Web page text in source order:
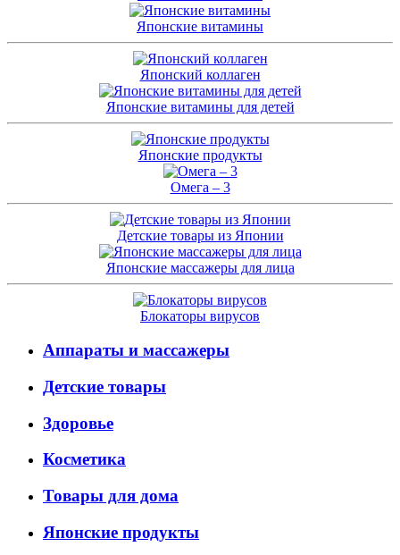
Японские витамины
Японский коллаген
Японские витамины для детей
Японские продукты
Омега – 3
Детские товары из Японии
Японские массажеры для лица
Блокаторы вирусов
Аппараты и массажеры
Детские товары
Здоровье
Косметика
Товары для дома
Японские продукты